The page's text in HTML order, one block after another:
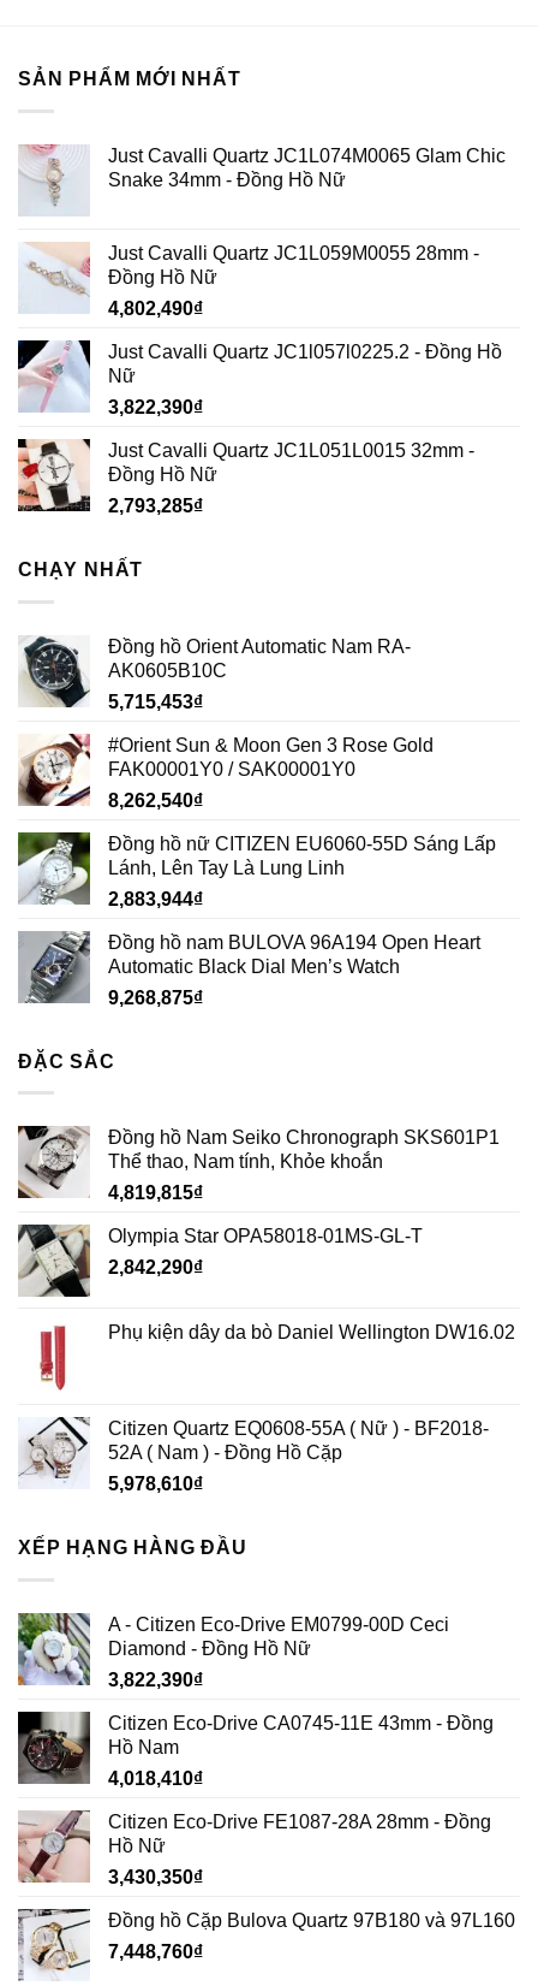
SẢN PHẨM MỚI NHẤT
Just Cavalli Quartz JC1L074M0065 Glam Chic
Snake 34mm - Đồng Hồ Nữ
Just Cavalli Quartz JC1L059M0055 28mm -
Đồng Hồ Nữ
4,802,490₫
Just Cavalli Quartz JC1l057l0225.2 - Đồng Hồ
Nữ
3,822,390₫
Just Cavalli Quartz JC1L051L0015 32mm -
Đồng Hồ Nữ
2,793,285₫
CHẠY NHẤT
Đồng hồ Orient Automatic Nam RA-
AK0605B10C
5,715,453₫
#Orient Sun & Moon Gen 3 Rose Gold
FAK00001Y0 / SAK00001Y0
8,262,540₫
Đồng hồ nữ CITIZEN EU6060-55D Sáng Lấp
Lánh, Lên Tay Là Lung Linh
2,883,944₫
Đồng hồ nam BULOVA 96A194 Open Heart
Automatic Black Dial Men’s Watch
9,268,875₫
ĐẶC SẮC
Đồng hồ Nam Seiko Chronograph SKS601P1
Thể thao, Nam tính, Khỏe khoắn
4,819,815₫
Olympia Star OPA58018-01MS-GL-T
2,842,290₫
Phụ kiện dây da bò Daniel Wellington DW16.02
Citizen Quartz EQ0608-55A ( Nữ ) - BF2018-
52A ( Nam ) - Đồng Hồ Cặp
5,978,610₫
XẾP HẠNG HÀNG ĐẦU
A - Citizen Eco-Drive EM0799-00D Ceci
Diamond - Đồng Hồ Nữ
3,822,390₫
Citizen Eco-Drive CA0745-11E 43mm - Đồng
Hồ Nam
4,018,410₫
Citizen Eco-Drive FE1087-28A 28mm - Đồng
Hồ Nữ
3,430,350₫
Đồng hồ Cặp Bulova Quartz 97B180 và 97L160
7,448,760₫